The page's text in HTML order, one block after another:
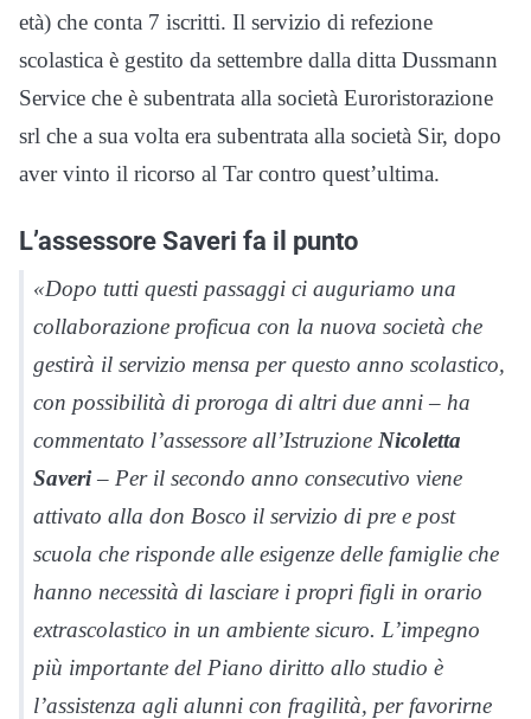
età) che conta 7 iscritti. Il servizio di refezione
scolastica è gestito da settembre dalla ditta Dussmann
Service che è subentrata alla società Euroristorazione
srl che a sua volta era subentrata alla società Sir, dopo
aver vinto il ricorso al Tar contro quest’ultima.
L’assessore Saveri fa il punto
«Dopo tutti questi passaggi ci auguriamo una
collaborazione proficua con la nuova società che
gestirà il servizio mensa per questo anno scolastico,
con possibilità di proroga di altri due anni – ha
commentato l’assessore all’Istruzione Nicoletta
Saveri– Per il secondo anno consecutivo viene
attivato alla don Bosco il servizio di pre e post
scuola che risponde alle esigenze delle famiglie che
hanno necessità di lasciare i propri figli in orario
extrascolastico in un ambiente sicuro. L’impegno
più importante del Piano diritto allo studio è
l’assistenza agli alunni con fragilità, per favorirne